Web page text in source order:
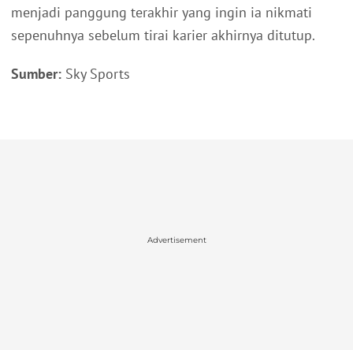
menjadi panggung terakhir yang ingin ia nikmati
sepenuhnya sebelum tirai karier akhirnya ditutup.
Sumber: Sky Sports
Advertisement